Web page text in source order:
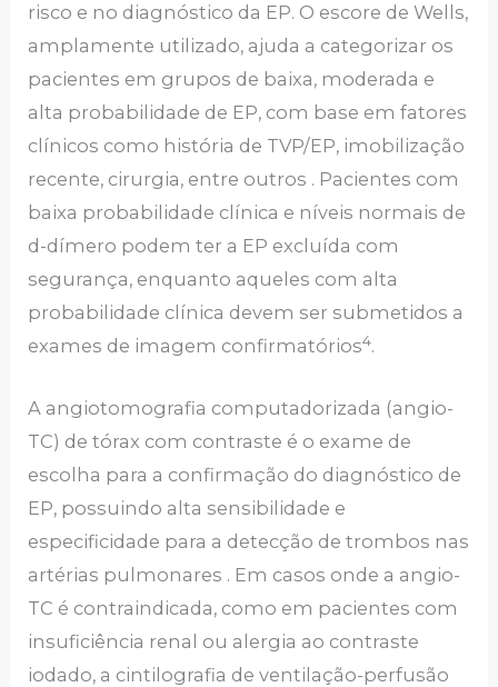
risco e no diagnóstico da EP. O escore de Wells,
amplamente utilizado, ajuda a categorizar os
pacientes em grupos de baixa, moderada e
alta probabilidade de EP, com base em fatores
clínicos como história de TVP/EP, imobilização
recente, cirurgia, entre outros . Pacientes com
baixa probabilidade clínica e níveis normais de
d-dímero podem ter a EP excluída com
segurança, enquanto aqueles com alta
probabilidade clínica devem ser submetidos a
exames de imagem confirmatórios4.
A angiotomografia computadorizada (angio-
TC) de tórax com contraste é o exame de
escolha para a confirmação do diagnóstico de
EP, possuindo alta sensibilidade e
especificidade para a detecção de trombos nas
artérias pulmonares . Em casos onde a angio-
TC é contraindicada, como em pacientes com
insuficiência renal ou alergia ao contraste
iodado, a cintilografia de ventilação-perfusão